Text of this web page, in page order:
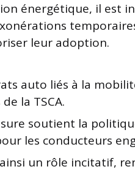
énergétique, il est
leur adoption.
auto liés à la
la TSCA.
soutient la
les conducteurs
un rôle incitatif,